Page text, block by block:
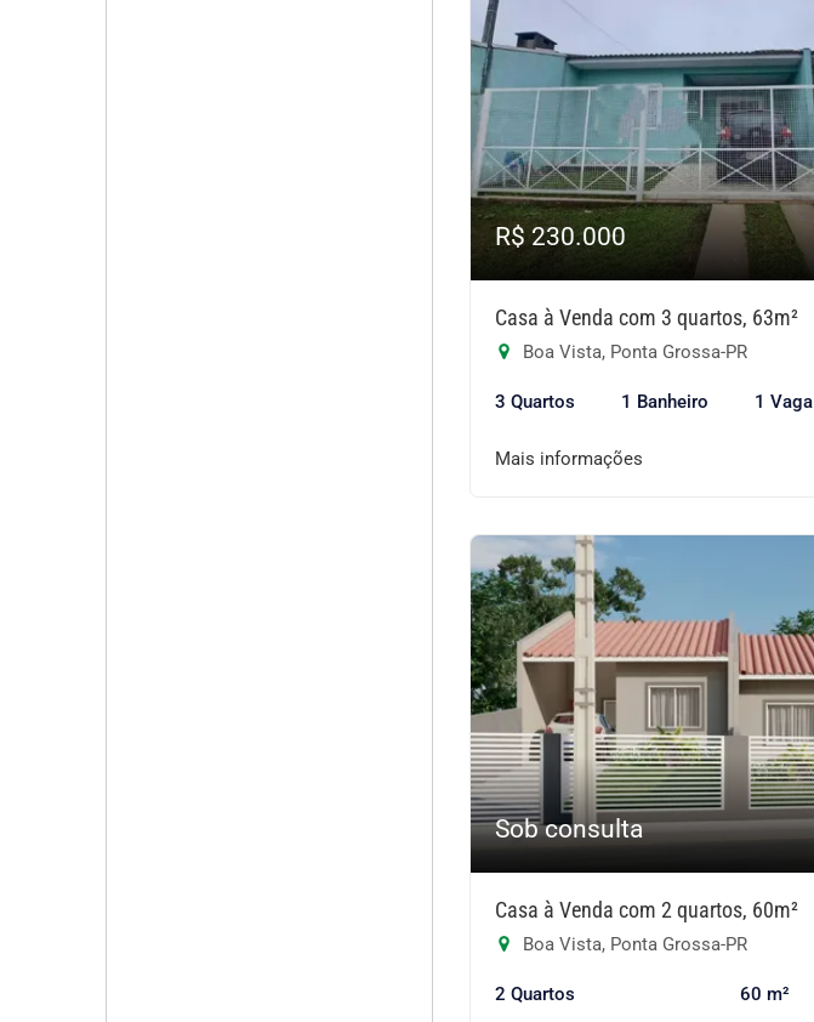
R$ 230.000
Casa à Venda com 3 quartos, 63m²
Boa Vista, Ponta Grossa-PR
3 Quartos 1 Banheiro 1 Vaga
Mais informações
Sob consulta
Casa à Venda com 2 quartos, 60m²
Boa Vista, Ponta Grossa-PR
2 Quartos 60 m²